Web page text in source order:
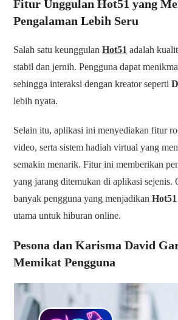
Fitur Unggulan Hot51 yang
Pengalaman Lebih Seru
Salah satu keunggulanHot51 adalah
stabil dan jernih. Pengguna dapat
sehingga interaksi dengan kreator seperti
lebih nyata.
Selain itu, aplikasi ini menyediakan fitur
video, serta sistem hadiah virtual yang
semakin menarik. Fitur ini memberikan
yang jarang ditemukan di aplikasi sejenis.
banyak pengguna yang menjadikanHot51
utama untuk hiburan online.
Pesona dan Karisma David
Memikat Pengguna